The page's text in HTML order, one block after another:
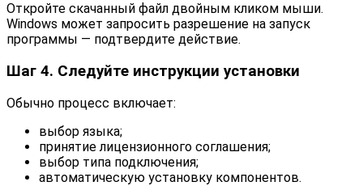
Откройте скачанный файл двойным кликом мыши.
Windows может запросить разрешение на запуск
программы — подтвердите действие.
Шаг 4. Следуйте инструкции установки
Обычно процесс включает:
выбор языка;
принятие лицензионного соглашения;
выбор типа подключения;
автоматическую установку компонентов.